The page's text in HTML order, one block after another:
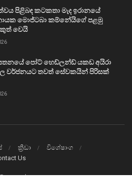
පිළිබඳ කටකතා මැද ඉරානයේ
මොජ්ටබා කම්නේයිගේ පළමු
වෙයි
පෝට් හෙඩ්ලන්ඩ් යකඩ අයිරා
වර්ජනයට තවත් සේවකයින් පිරිසක්
ක්‍රීඩා
විශේෂාංග
Us